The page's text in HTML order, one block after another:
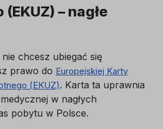
– nagłe
chcesz ubiegać się
prawo do Europejskiej Karty
(EKUZ). Karta ta uprawnia
w nagłych
pobytu w Polsce.